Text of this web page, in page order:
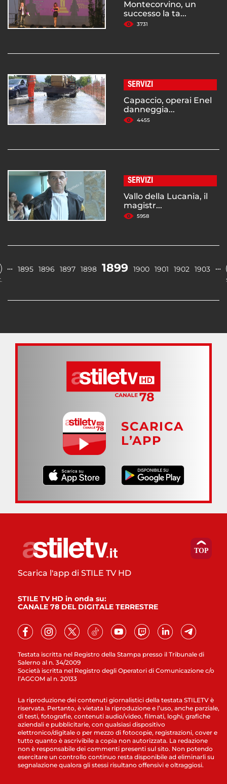
Montecorvino, un
successo la ta...
3731
SERVIZI
Capaccio, operai Enel
danneggia...
4455
SERVIZI
Vallo della Lucania, il
magistr...
5958
… 1895 1896 1897 1898 1899 1900 1901 1902 1903 …
SCARICA
L’APP
Testata iscritta nel Registro della Stampa presso il Tribunale di
Salerno al n. 34/2009
Società iscritta nel Registro degli Operatori di Comunicazione c/o
l’AGCOM al n. 20133
Scarica l'app di STILE TV HD
STILE TV HD in onda su:
CANALE 78 DEL DIGITALE TERRESTRE
La riproduzione dei contenuti giornalistici della testata STILETV è
riservata. Pertanto, è vietata la riproduzione e l’uso, anche parziale,
di testi, fotografie, contenuti audio/video, filmati, loghi, grafiche
aziendali e pubblicitarie, con qualsiasi dispositivo
elettronico/digitale o per mezzo di fotocopie, registrazioni, cover e
tutto quanto è ascrivibile a copia non autorizzata. La redazione
non è responsabile dei commenti presenti sul sito. Non potendo
esercitare un controllo continuo resta disponibile ad eliminarli su
segnalazione qualora gli stessi risultano offensivi e oltraggiosi.